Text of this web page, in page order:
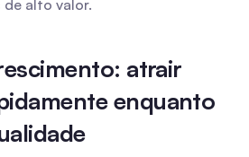
alto valor.
atrair
enquanto